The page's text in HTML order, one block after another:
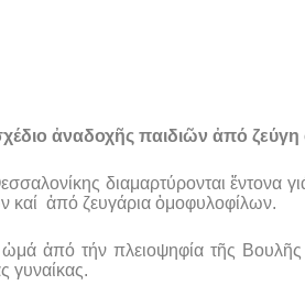
ἀναδοχῆς παιδιῶν ἀπό
διαμαρτύρονται
καί ἀπό ζευγάρια ὁμοφυλοφίλων.
ὠμά ἀπό τήν πλειοψηφία τῆς
γυναίκας.